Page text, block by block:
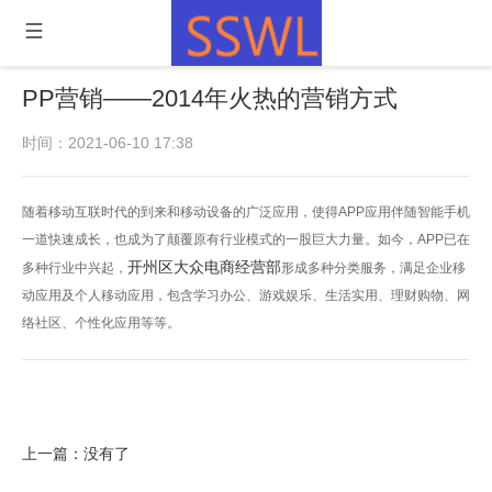
PP营销——2014年火热的营销方式
时间：2021-06-10 17:38
随着移动互联时代的到来和移动设备的广泛应用，使得APP应用伴随智能手机
一道快速成长，也成为了颠覆原有行业模式的一股巨大力量。如今，APP已在
多种行业中兴起， 开州区大众电商经营部形成多种分类服务，满足企业移
动应用及个人移动应用，包含学习办公、游戏娱乐、生活实用、理财购物、网
络社区、个性化应用等等。
上一篇：没有了